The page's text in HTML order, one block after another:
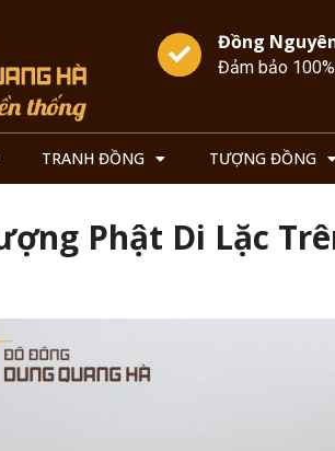
Đồng
Đảm bảo 100%
TRANH ĐỒNG TƯỢNG ĐỒNG
Phật Di Lặc